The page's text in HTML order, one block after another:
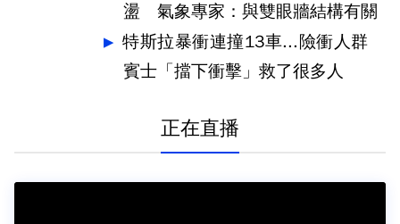
盪 氣象專家：與雙眼牆結構有關
特斯拉暴衝連撞13車...險衝人群
賓士「擋下衝擊」救了很多人
正在直播